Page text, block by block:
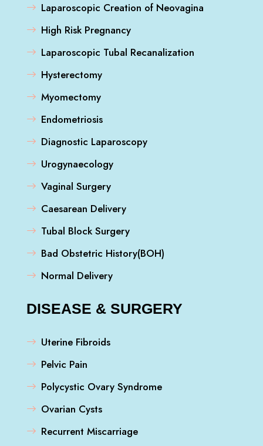
Laparoscopic Creation of Neovagina
High Risk Pregnancy
Laparoscopic Tubal Recanalization
Hysterectomy
Myomectomy
Endometriosis
Diagnostic Laparoscopy
Urogynaecology
Vaginal Surgery
Caesarean Delivery
Tubal Block Surgery
Bad Obstetric History(BOH)
Normal Delivery
DISEASE & SURGERY
Uterine Fibroids
Pelvic Pain
Polycystic Ovary Syndrome
Ovarian Cysts
Recurrent Miscarriage